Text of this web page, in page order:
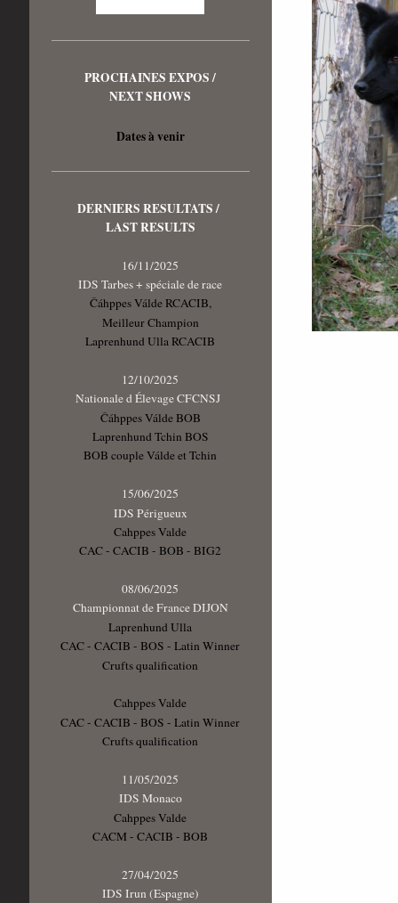
PROCHAINES EXPOS /
NEXT SHOWS
Dates à venir
DERNIERS RESULTATS /
LAST RESULTS
16/11/2025
IDS Tarbes + spéciale de race
Čáhppes Válde RCACIB,
Meilleur Champion
Laprenhund Ulla RCACIB
12/10/2025
Nationale d Élevage CFCNSJ
Čáhppes Válde BOB
Laprenhund Tchin BOS
BOB couple Válde et Tchin
15/06/2025
IDS Périgueux
Cahppes Valde
CAC - CACIB - BOB - BIG2
08/06/2025
Championnat de France DIJON
Laprenhund Ulla
CAC - CACIB - BOS - Latin Winner
Crufts qualification
Cahppes Valde
CAC - CACIB - BOS - Latin Winner
Crufts qualification
11/05/2025
IDS Monaco
Cahppes Valde
CACM - CACIB - BOB
27/04/2025
IDS Irun (Espagne)